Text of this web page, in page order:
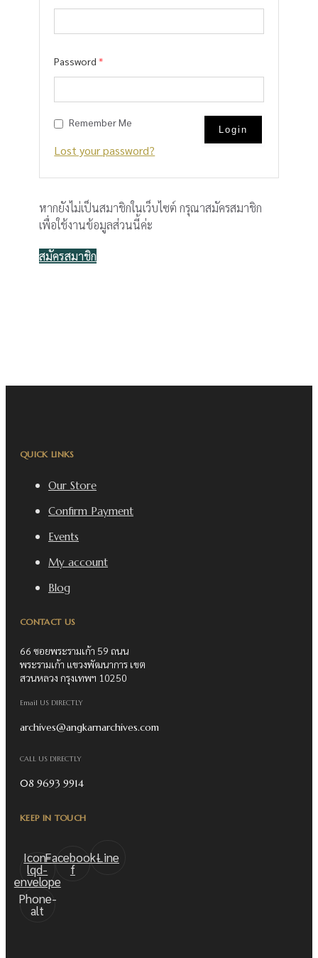
Password*
Remember Me
Lost your password?
หากยังไม่เป็นสมาชิกในเว็บไซต์ กรุณาสมัครสมาชิก
เพื่อใช้งานข้อมูลส่วนนี้ค่ะ
สมัครสมาชิก
QUICK LINKS
Our Store
Confirm Payment
Events
My account
Blog
CONTACT US
66 ซอยพระรามเก้า 59 ถนน
พระรามเก้า แขวงพัฒนาการ เขต
สวนหลวง กรุงเทพฯ 10250
Email US DIRECTLY
archives@angkarnarchives.com
CALL US DIRECTLY
08 9693 9914
KEEP IN TOUCH
Icon-
lqd-
envelope
Facebook-
f
Line
Phone-
alt